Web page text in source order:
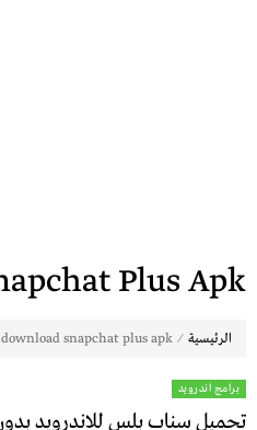
Plus Apk
الرئيسية ⁄
download snapchat plus apk
برامج اندرويد